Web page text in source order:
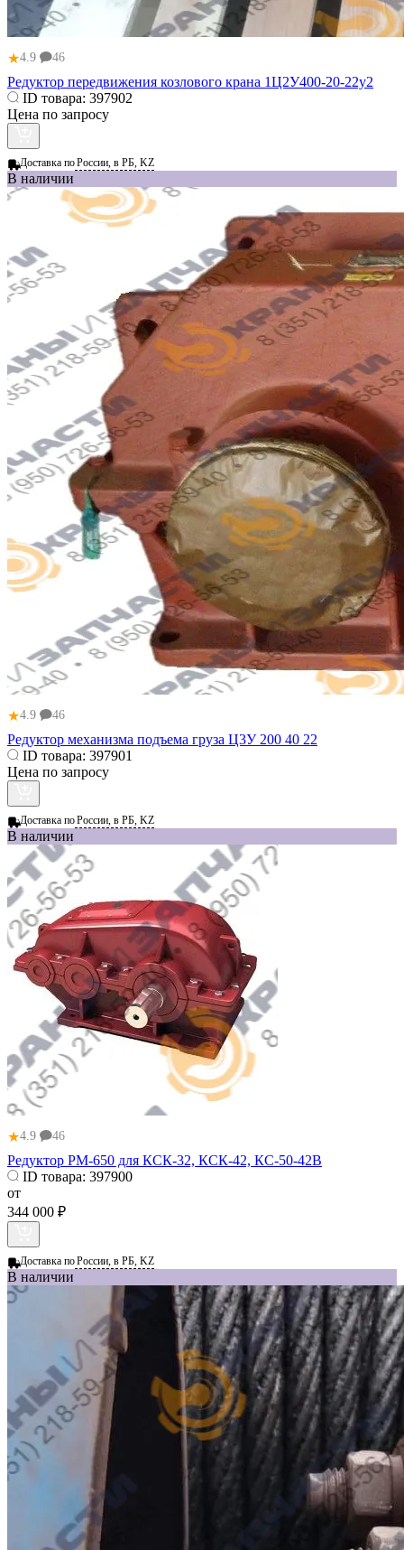
★4.9 46
Редуктор передвижения козлового крана 1Ц2У400-20-22у2
ID товара: 397902
Цена по запросу
Доставка поРоссии, в РБ, KZ
В наличии
★4.9 46
Редуктор механизма подъема груза Ц3У 200 40 22
ID товара: 397901
Цена по запросу
Доставка поРоссии, в РБ, KZ
В наличии
★4.9 46
Редуктор РМ-650 для КСК-32, КСК-42, КС-50-42В
ID товара: 397900
от
344 000 ₽
Доставка поРоссии, в РБ, KZ
В наличии